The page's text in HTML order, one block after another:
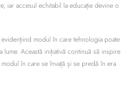
iar accesul echitabil la educație devine o
modul în care tehnologia poate
Această inițiativă continuă să inspire
în care se învață și se predă în era